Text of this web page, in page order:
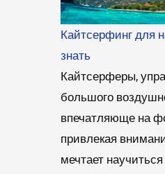
Кайтсерфинг для
знать
Кайтсерферы,
большого
впечатляюще на
привлекая
мечтает